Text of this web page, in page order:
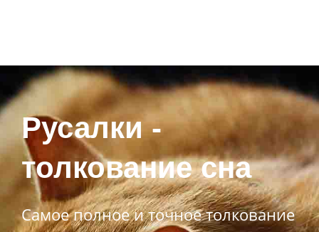
Русалки -
толкование сна
Самое полное и точное толкование